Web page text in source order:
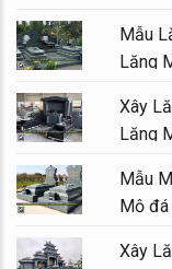
Mẫu
Lăng
Xây
Lăng
Mẫu
Mộ đá
Xây